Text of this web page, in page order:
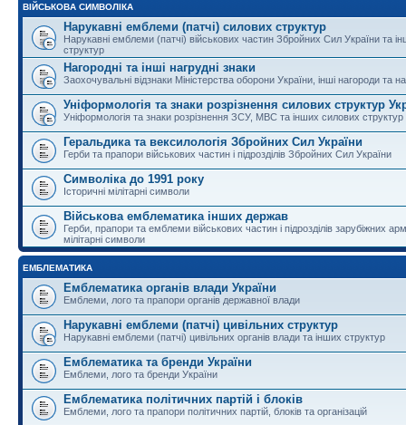
ВІЙСЬКОВА СИМВОЛІКА
Нарукавні емблеми (патчі) силових структур
Нарукавні емблеми (патчі) військових частин Збройних Сил України та
структур
Нагородні та інші нагрудні знаки
Заохочувальні відзнаки Міністерства оборони України, інші нагороди та
Уніформологія та знаки розрізнення силових структур
Уніформологія та знаки розрізнення ЗСУ, МВС та інших силових структур
Геральдика та вексилологія Збройних Сил України
Герби та прапори військових частин і підрозділів Збройних Сил України
Символіка до 1991 року
Історичні мілітарні символи
Військова емблематика інших держав
Герби, прапори та емблеми військових частин і підрозділів зарубіжних
мілітарні символи
ЕМБЛЕМАТИКА
Емблематика органів влади України
Емблеми, лого та прапори органів державної влади
Нарукавні емблеми (патчі) цивільних структур
Нарукавні емблеми (патчі) цивільних органів влади та інших структур
Емблематика та бренди України
Емблеми, лого та бренди України
Емблематика політичних партій і блоків
Емблеми, лого та прапори політичних партій, блоків та організацій